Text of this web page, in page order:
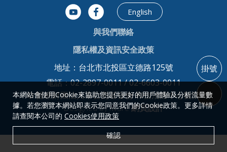
English
與我們聯絡
隱私權及資訊安全政策
地址：台北市北投區立德路125號
電話：02-2897-0011 / 02-6603-0011
© 醫療財團法人辜公亮基金會 和信治癌中心醫院
Designed by iware網頁設計
掛號
本網站會使用Cookie來協助您提供更好的用戶體驗及分析流量數
據。若您瀏覽本網站即表示您同意我們的Cookie政策。更多詳情
請查閱本公司的 Cookies使用政策
確認